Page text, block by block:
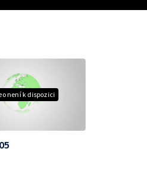
není k dispozici